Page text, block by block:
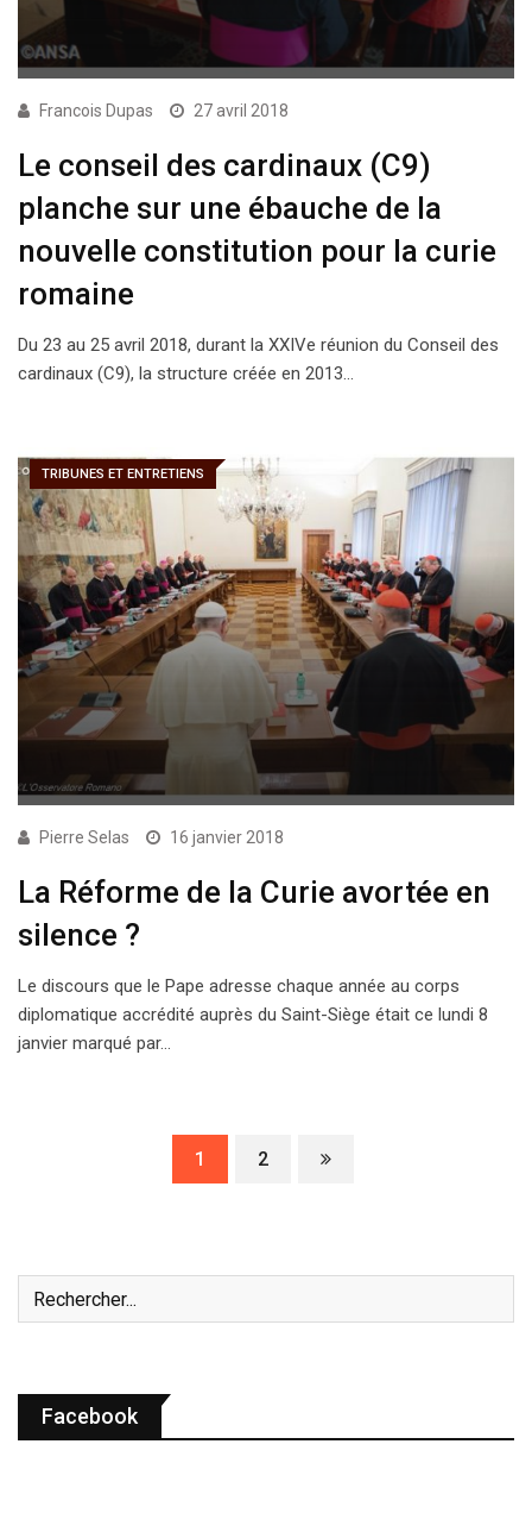
Francois Dupas 27 avril 2018
Le conseil des cardinaux (C9)
planche sur une ébauche de la
nouvelle constitution pour la curie
romaine
Du 23 au 25 avril 2018, durant la XXIVe réunion du Conseil des
cardinaux (C9), la structure créée en 2013…
TRIBUNES ET ENTRETIENS
Pierre Selas 16 janvier 2018
La Réforme de la Curie avortée en
silence ?
Le discours que le Pape adresse chaque année au corps
diplomatique accrédité auprès du Saint-Siège était ce lundi 8
janvier marqué par…
1 2
Facebook